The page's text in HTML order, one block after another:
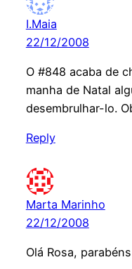
I.Maia
22/12/2008
O #848 acaba de
manha de Natal
desembrulhar-lo.
Reply
Marta Marinho
22/12/2008
Olá Rosa,